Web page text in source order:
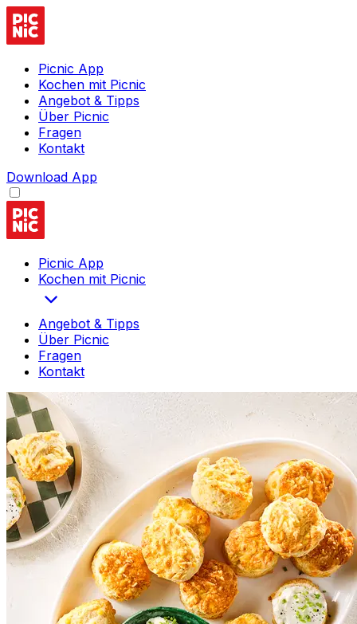
Picnic App
Kochen mit Picnic
Angebot & Tipps
Über Picnic
Fragen
Kontakt
Download App
Picnic App
Kochen mit Picnic
Angebot & Tipps
Über Picnic
Fragen
Kontakt